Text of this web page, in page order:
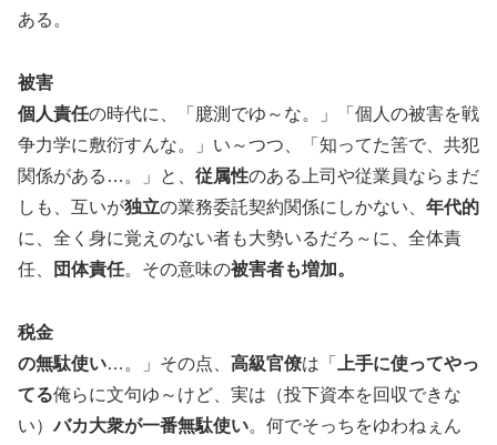
ある。
被害
個人責任の時代に、「臆測でゆ～な。」「個人の被害を戦
争力学に敷衍すんな。」い～つつ、「知ってた筈で、共犯
関係がある…。」と、 従属性のある上司や従業員ならまだ
しも、互いが独立の業務委託契約関係にしかない、 年代的
に、全く身に覚えのない者も大勢いるだろ～に、全体責
任、
団体責任。その意味の被害者も増加。
税金
の無駄使い…。」その点、 高級官僚は「
上手に使ってやっ
てる俺らに文句ゆ～けど、実は（投下資本を回収できな
い）バカ大衆が一番無駄使い。何でそっちをゆわねぇん